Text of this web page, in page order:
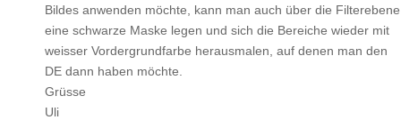
Bildes anwenden möchte, kann man auch über die Filterebene
eine schwarze Maske legen und sich die Bereiche wieder mit
weisser Vordergrundfarbe herausmalen, auf denen man den
DE dann haben möchte.
Grüsse
Uli